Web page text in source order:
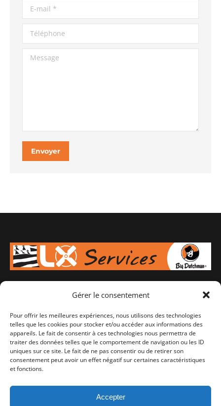
Gérer le consentement
Pour offrir les meilleures expériences, nous utilisons des technologies
telles que les cookies pour stocker et/ou accéder aux informations des
appareils. Le fait de consentir à ces technologies nous permettra de
traiter des données telles que le comportement de navigation ou les ID
uniques sur ce site. Le fait de ne pas consentir ou de retirer son
consentement peut avoir un effet négatif sur certaines caractéristiques
et fonctions.
Accepter
E-mail *
Téléphone
Message
Envoyer
Votre spécialiste en équipement d'élevage pour porcs,
passant par la ventilation. A Lampaul-Guimilliau en
Bretagne, SAV 7J/7.
Retrouvez-nous sur :